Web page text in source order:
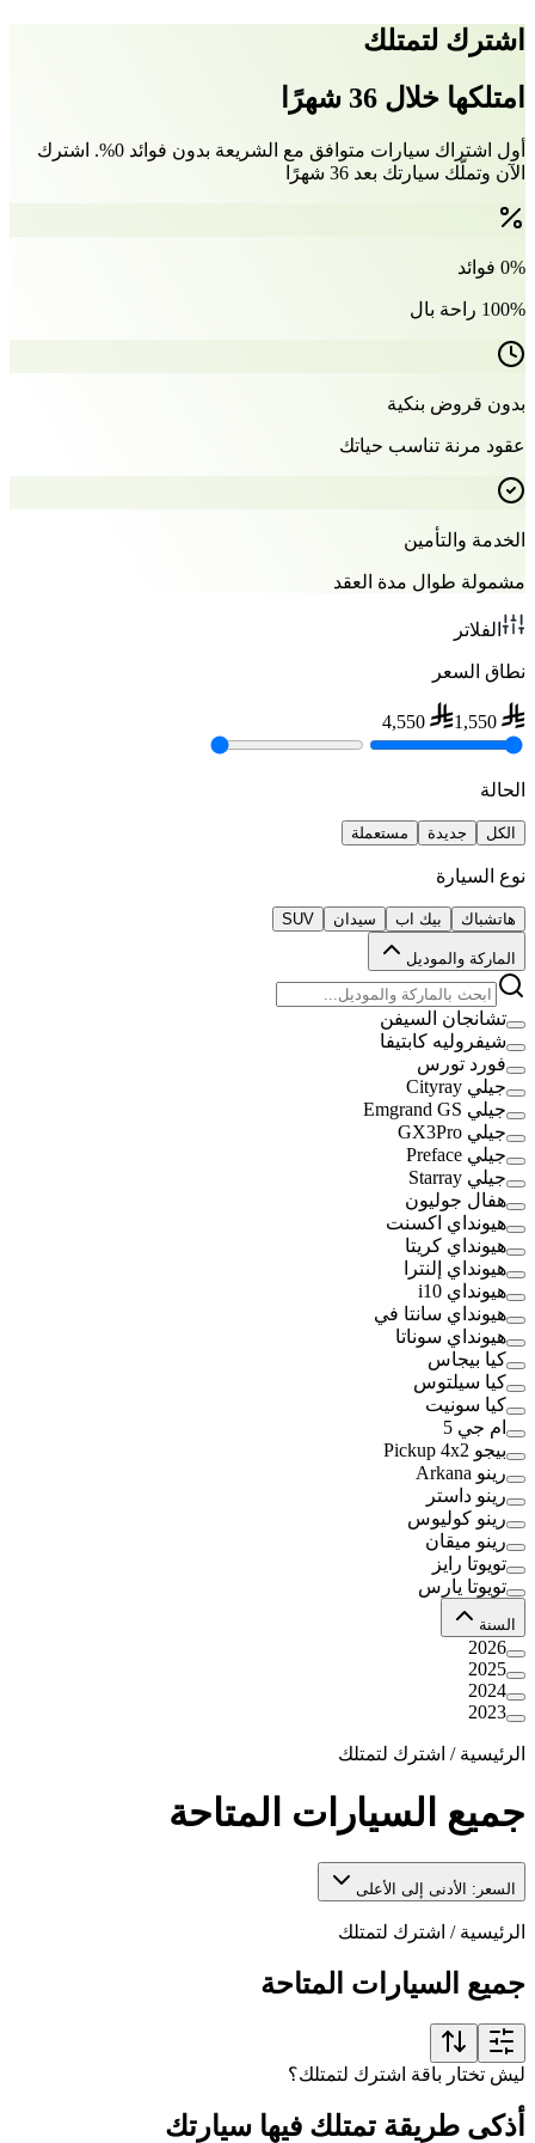
اشترك لتمتلك
امتلكها خلال 36 شهرًا
أول اشتراك سيارات متوافق مع الشريعة بدون فوائد 0%. اشترك
الآن وتملّك سيارتك بعد 36 شهرًا
0% فوائد
100% راحة بال
بدون قروض بنكية
عقود مرنة تناسب حياتك
الخدمة والتأمين
مشمولة طوال مدة العقد
الفلاتر
نطاق السعر
1,550
4,550
الحالة
الكل جديدة مستعملة
نوع السيارة
هاتشباك بيك اب سيدان SUV
الماركة والموديل
تشانجان السيفن
شيفروليه كابتيفا
فورد تورس
جيلي Cityray
جيلي Emgrand GS
جيلي GX3Pro
جيلي Preface
جيلي Starray
هفال جوليون
هيونداي اكسنت
هيونداي كريتا
هيونداي إلنترا
هيونداي i10
هيونداي سانتا في
هيونداي سوناتا
كيا بيجاس
كيا سيلتوس
كيا سونيت
ام جي 5
بيجو Pickup 4x2
رينو Arkana
رينو داستر
رينو كوليوس
رينو ميقان
تويوتا رايز
تويوتا يارس
السنة
2026
2025
2024
2023
الرئيسية / اشترك لتمتلك
جميع السيارات المتاحة
السعر: الأدنى إلى الأعلى
الرئيسية / اشترك لتمتلك
جميع السيارات المتاحة
ليش تختار باقة اشترك لتمتلك؟
أذكى طريقة تمتلك فيها سيارتك